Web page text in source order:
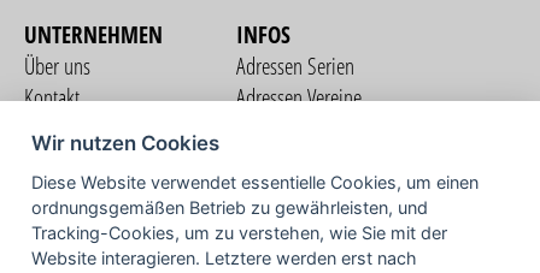
UNTERNEHMEN
Über uns
Kontakt
Nutzungsbedingungen
Datenschutzerklärung
Impressum
INFOS
Adressen Serien
Adressen Vereine
COMMUNITY
Wir nutzen Cookies
Diese Website verwendet essentielle Cookies, um einen
ordnungsgemäßen Betrieb zu gewährleisten, und
Tracking-Cookies, um zu verstehen, wie Sie mit der
Website interagieren. Letztere werden erst nach